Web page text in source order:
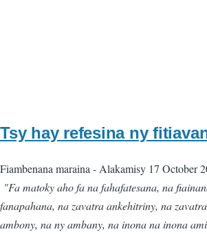
Tsy hay refesina ny
Fiambenana maraina - Alakamisy 17 October
"Fa matoky aho fa na fahafatesana, na
fanapahana, na zavatra ankehitriny, na
ambony, na ny ambany, na inona na inona